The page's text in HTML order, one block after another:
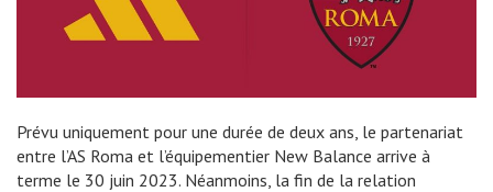
Prévu uniquement pour une durée de deux ans, le partenariat
entre l’AS Roma et l’équipementier New Balance arrive à
terme le 30 juin 2023. Néanmoins, la fin de la relation